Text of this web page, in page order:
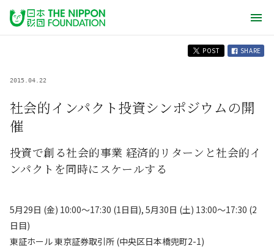
POST SHARE
2015.04.22
社会的インパクト投資シンポジウムの開
催
投資で創る社会的事業 経済的リターンと社会的イ
ンパクトを同時にスケールする
5月29日 (金) 10:00〜17:30 (1日目), 5月30日 (土) 13:00〜17:30 (2
日目)
東証ホール 東京証券取引所 (中央区日本橋兜町2-1)